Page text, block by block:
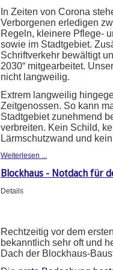
In Zeiten von Corona
Verborgenen erledigen
Regeln, kleinere Pflege-
sowie im Stadtgebiet.
Schriftverkehr bewältigt
2030“ mitgearbeitet.
nicht langweilig.
Extrem langweilig
Zeitgenossen. So kann
Stadtgebiet zunehmend
verbreiten. Kein Schild,
Lärmschutzwand und
Weiterlesen ...
Blockhaus - Notdach für
Details
Rechtzeitig vor dem
bekanntlich sehr oft und
Dach der Blockhaus-